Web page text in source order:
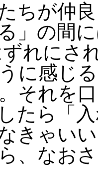
たちが仲
」の間
れにさ
に感じ
それを
したら「
なきゃい
、なお